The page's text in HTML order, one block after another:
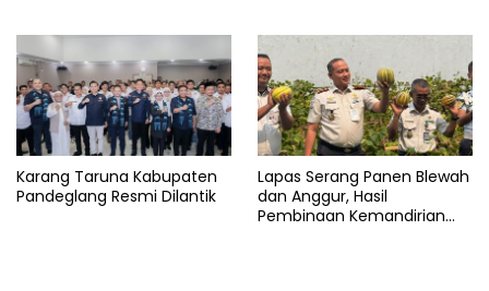
Karang Taruna Kabupaten
Pandeglang Resmi Dilantik
Lapas Serang Panen Blewah
dan Anggur, Hasil
Pembinaan Kemandirian